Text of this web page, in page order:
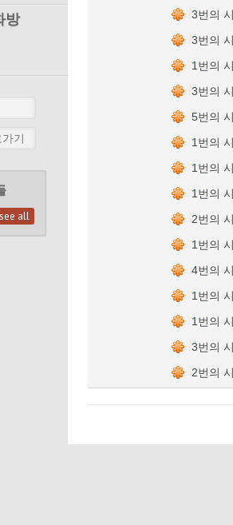
방
see all
3번의
3번의
1번의
3번의
5번의
1번의
1번의
1번의
2번의
1번의
4번의
1번의
1번의
3번의
2번의